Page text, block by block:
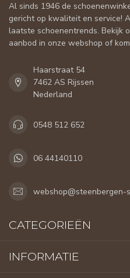
Al sinds 1946 de
gericht op kwaliteit en service!
laatste schoenentrends. Bekijk
aanbod in onze webshop of
Haarstraat 54
7462 AS Rijssen
Nederland
0548 512 652
06 44140110
webshop@steenbergen-
CATEGORIEËN
INFORMATIE